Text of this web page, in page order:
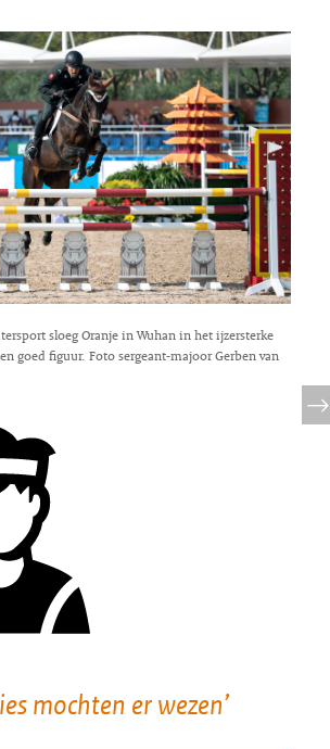
sloeg Oranje in Wuhan in het ijzersterke
goed figuur. Foto sergeant-majoor Gerben van
mochten er wezen’